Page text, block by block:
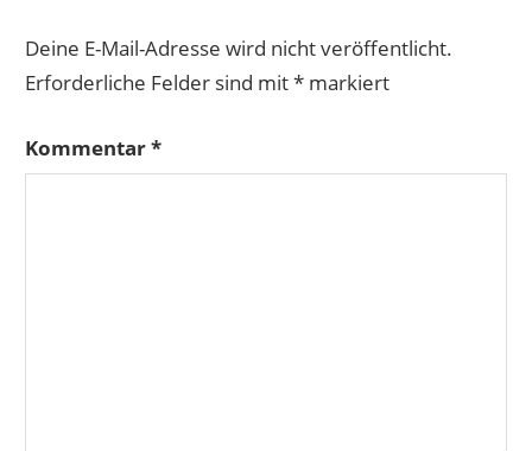
Deine E-Mail-Adresse wird nicht veröffentlicht.
Erforderliche Felder sind mit* markiert
Kommentar*